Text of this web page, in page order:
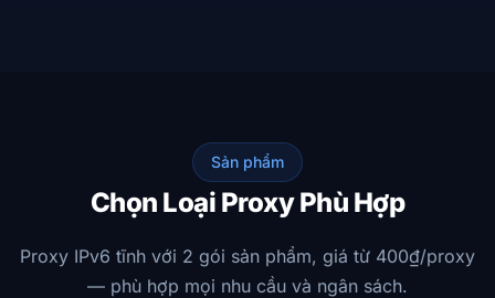
Sản phẩm
Chọn Loại Proxy Phù Hợp
Proxy IPv6 tĩnh với 2 gói sản phẩm, giá từ 400₫/proxy
— phù hợp mọi nhu cầu và ngân sách.